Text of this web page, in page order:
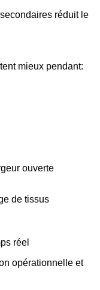
réduit le
mieux pendant:
ouverte
de tissus
réel
opérationnelle et